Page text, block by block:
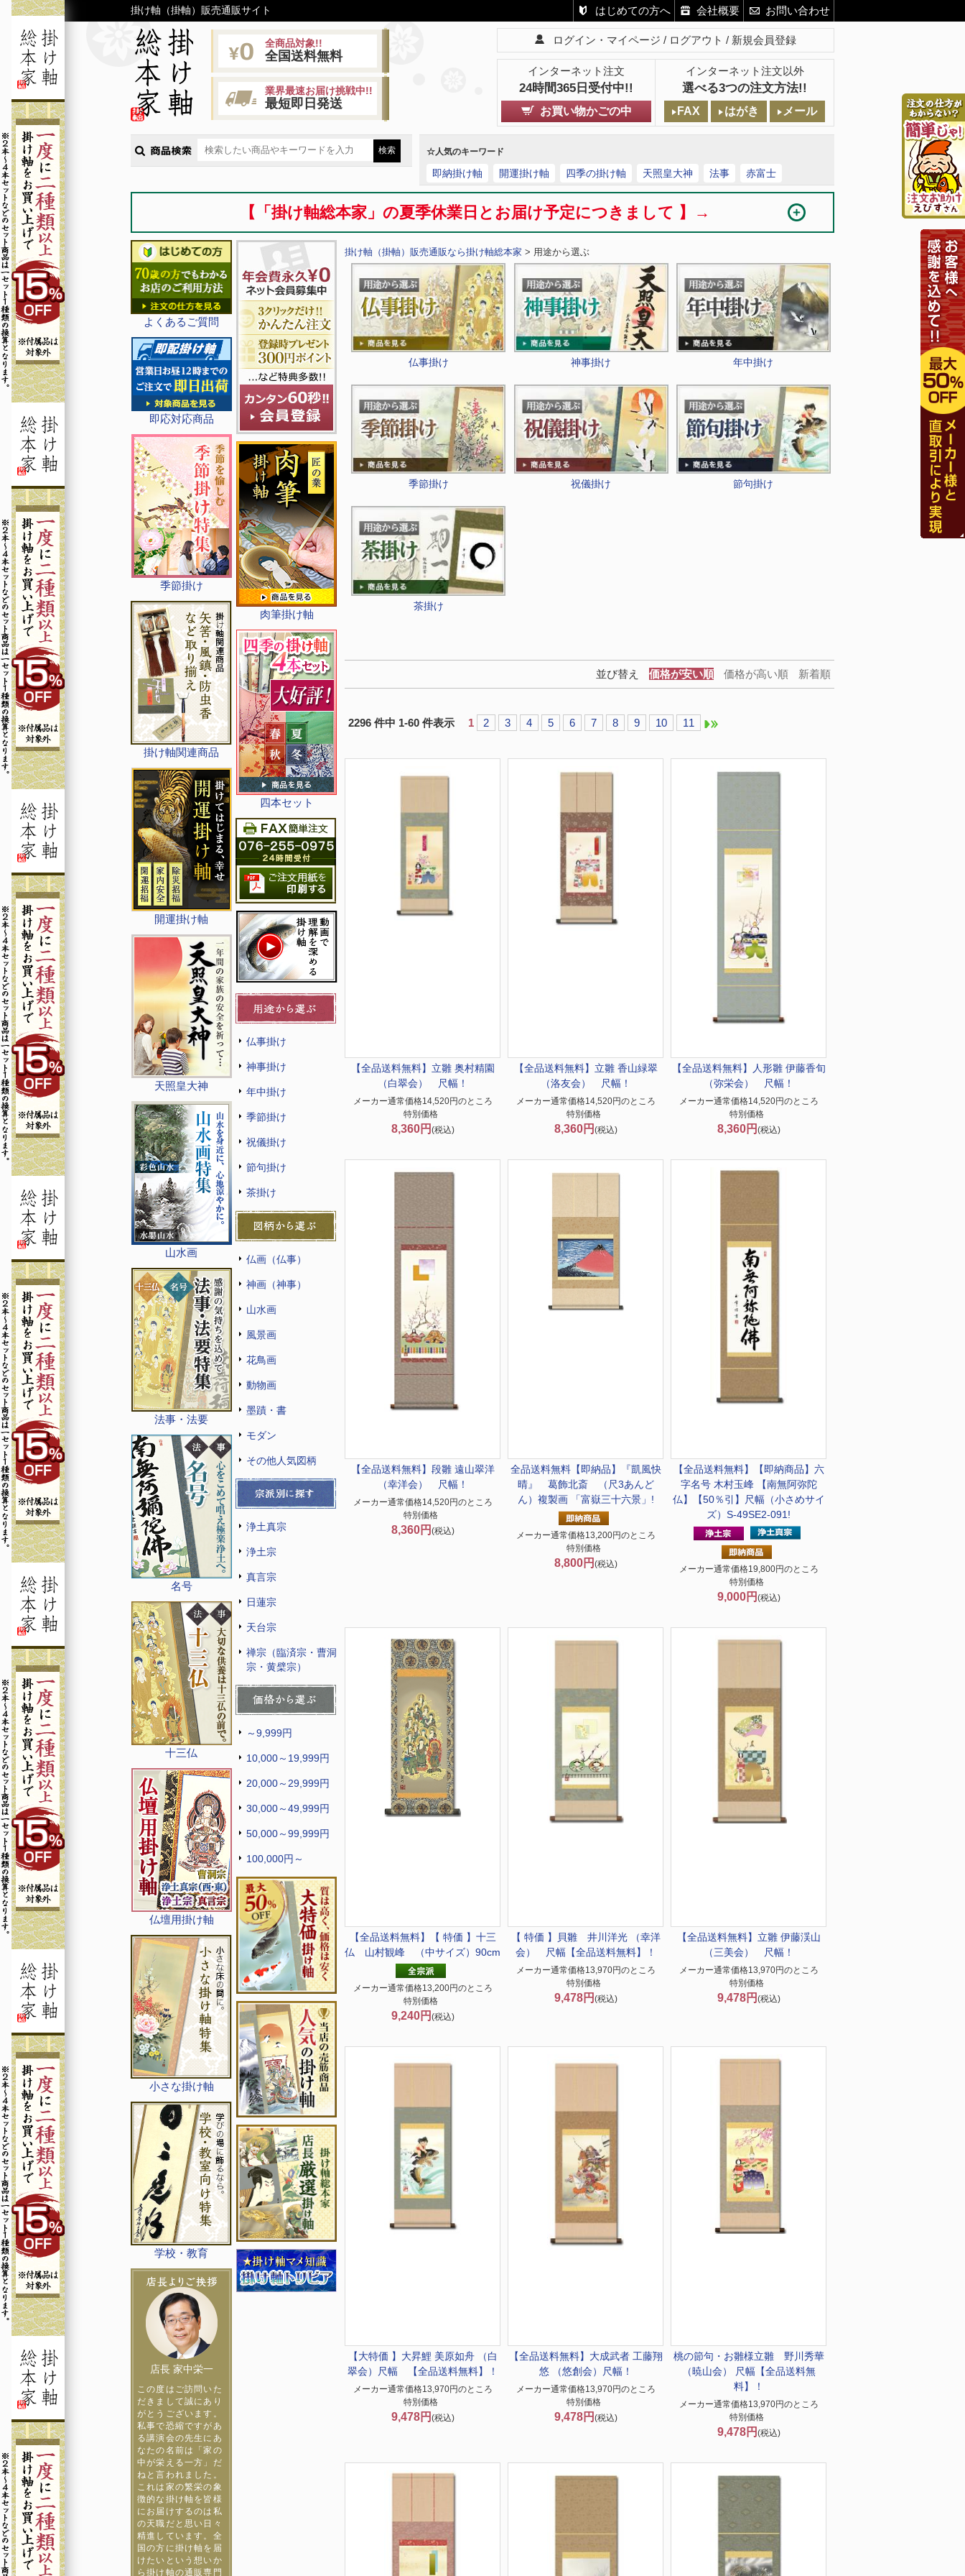
掛け軸（掛軸）販売通販サイト はじめての方へ 会社概要 お問い合わせ
全商品対象!!
全国送料無料
業界最速お届け挑戦中!!
最短即日発送
ログイン・マイページ ログアウト 新規会員登録
インターネット注文
24時間365日受付中!!
インターネット注文以外
選べる3つの注文方法!!
お買い物かごの中 FAX はがき メール
☆人気のキーワード
即納掛け軸 開運掛け軸 四季の掛け軸 天照皇大神 法事 赤富士
【「掛け軸総本家」の夏季休業日とお届け予定につきまして 】→
よくあるご質問
即応対応商品
季節掛け
掛け軸関連商品
開運掛け軸
天照皇大神
山水画
法事・法要
名号
十三仏
仏壇用掛け軸
小さな掛け軸
学校・教育
店長 家中栄一
この度はご訪問いた
だきまして誠にあり
がとうございます。
私事で恐縮ですがあ
る講演会の先生にあ
なたの名前は「家の
中が栄える一方」だ
ねと言われました。
これは家の繁栄の象
徴的な掛け軸を皆様
にお届けするのは私
の天職だと思い日々
精進しています。全
国の方に掛け軸を届
けたいという想いか
ら掛け軸の通販専門
肉筆掛け軸
四本セット
仏事掛け
神事掛け
年中掛け
季節掛け
祝儀掛け
節句掛け
茶掛け
仏画（仏事）
神画（神事）
山水画
風景画
花鳥画
動物画
墨蹟・書
モダン
その他人気図柄
浄土真宗
浄土宗
真言宗
日蓮宗
天台宗
禅宗（臨済宗・曹洞
宗・黄檗宗）
～9,999円
10,000～19,999円
20,000～29,999円
30,000～49,999円
50,000～99,999円
100,000円～
掛け軸（掛軸）販売通販なら掛け軸総本家 > 用途から選ぶ
仏事掛け 神事掛け 年中掛け
季節掛け 祝儀掛け 節句掛け
茶掛け
並び替え 価格が安い順 価格が高い順 新着順
2296 件中 1-60 件表示 1 2 3 4 5 6 7 8 9 10 11
【全品送料無料】 立雛 奥村精園
（白翠会） 尺幅！
メーカー通常価格14,520円のところ
特別価格
8,360円 (税込)
【全品送料無料】 立雛 香山緑翠
（洛友会） 尺幅！
メーカー通常価格14,520円のところ
特別価格
8,360円 (税込)
【全品送料無料】
人形雛 伊藤香旬
（弥栄会） 尺幅！
メーカー通常価格14,520円のところ
特別価格
8,360円 (税込)
【全品送料無料】 段雛 遠山翠洋
（幸洋会） 尺幅！
メーカー通常価格14,520円のところ
特別価格
8,360円 (税込)
全品送料無料【即納品】『凱風快
晴』 葛飾北斎 （尺3あんど
ん）複製画 「富嶽三十六景」!
メーカー通常価格13,200円のところ
特別価格
8,800円 (税込)
【全品送料無料】
【即納商品】六
字名号 木村玉峰 【南無阿弥陀
仏】【50％引】尺幅（小さめサイ
ズ）S-49SE2-091!
メーカー通常価格19,800円のところ
特別価格
9,000円 (税込)
【全品送料無料】
【 特価 】十三
仏 山村観峰 （中サイズ）90cm
メーカー通常価格13,200円のところ
特別価格
9,240円 (税込)
【 特価 】
貝雛 井川洋光 （幸洋
会） 尺幅【全品送料無料】！
メーカー通常価格13,970円のところ
特別価格
9,478円 (税込)
【全品送料無料】 立雛 伊藤渓山
（三美会） 尺幅！
メーカー通常価格13,970円のところ
特別価格
9,478円 (税込)
【大特価 】 大昇鯉 美原如舟 （白
翠会）尺幅 【全品送料無料】！
メーカー通常価格13,970円のところ
特別価格
9,478円 (税込)
【全品送料無料】 大成武者 工藤翔
悠 （悠創会）尺幅！
メーカー通常価格13,970円のところ
特別価格
9,478円 (税込)
桃の節句・お雛様立雛 野川秀華
（暁山会） 尺幅【全品送料無
料】！
メーカー通常価格13,970円のところ
特別価格
9,478円 (税込)